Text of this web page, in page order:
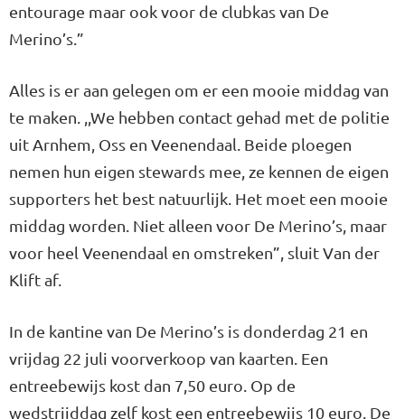
entourage maar ook voor de clubkas van De
Merino’s.”
Alles is er aan gelegen om er een mooie middag van
te maken. ,,We hebben contact gehad met de politie
uit Arnhem, Oss en Veenendaal. Beide ploegen
nemen hun eigen stewards mee, ze kennen de eigen
supporters het best natuurlijk. Het moet een mooie
middag worden. Niet alleen voor De Merino’s, maar
voor heel Veenendaal en omstreken”, sluit Van der
Klift af.
In de kantine van De Merino’s is donderdag 21 en
vrijdag 22 juli voorverkoop van kaarten. Een
entreebewijs kost dan 7,50 euro. Op de
wedstrijddag zelf kost een entreebewijs 10 euro. De